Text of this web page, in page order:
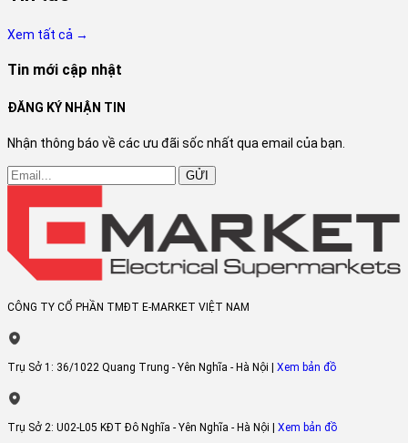
Xem tất cả →
Tin mới cập nhật
ĐĂNG KÝ NHẬN TIN
Nhận thông báo về các ưu đãi sốc nhất qua email của bạn.
GỬI
CÔNG TY CỔ PHẦN TMĐT E-MARKET VIỆT NAM
Trụ Sở 1: 36/1022 Quang Trung - Yên Nghĩa - Hà Nội | Xem bản đồ
Trụ Sở 2: U02-L05 KĐT Đô Nghĩa - Yên Nghĩa - Hà Nội | Xem bản đồ